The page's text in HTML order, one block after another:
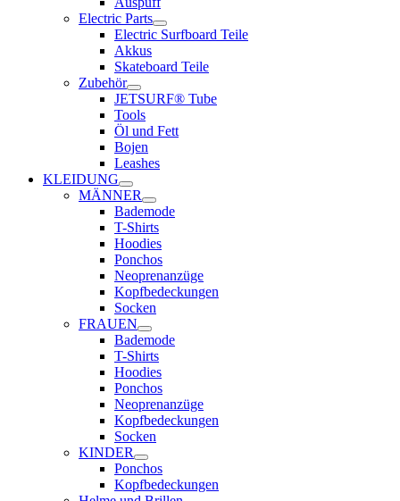
Electric Parts
Electric Surfboard Teile
Akkus
Skateboard Teile
Zubehör
JETSURF® Tube
Tools
Öl und Fett
Bojen
Leashes
KLEIDUNG
MÄNNER
Bademode
T-Shirts
Hoodies
Ponchos
Neoprenanzüge
Kopfbedeckungen
Socken
FRAUEN
Bademode
T-Shirts
Hoodies
Ponchos
Neoprenanzüge
Kopfbedeckungen
Socken
KINDER
Ponchos
Kopfbedeckungen